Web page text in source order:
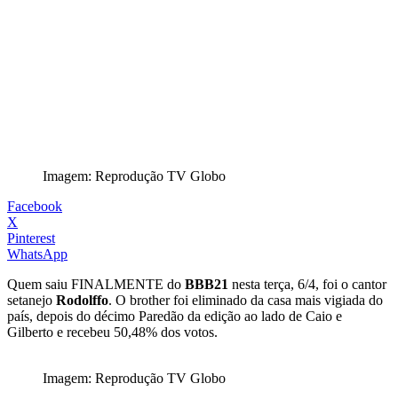
Imagem: Reprodução TV Globo
Facebook
X
Pinterest
WhatsApp
Quem saiu FINALMENTE do BBB21 nesta terça, 6/4, foi o cantor
setanejo Rodolffo. O brother foi eliminado da casa mais vigiada do
país, depois do décimo Paredão da edição ao lado de Caio e
Gilberto e recebeu 50,48% dos votos.
Imagem: Reprodução TV Globo